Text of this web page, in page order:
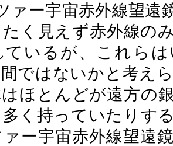
ァー宇宙赤外線望遠
く見えず赤外線の
ているが、これら
ではないかと考え
ほとんどが遠方の
多く持っていたりす
ー宇宙赤外線望遠